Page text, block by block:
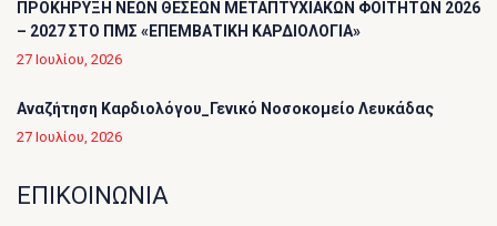
ΠΡΟΚΗΡΥΞΗ ΝΕΩΝ ΘΕΣΕΩΝ ΜΕΤΑΠΤΥΧΙΑΚΩΝ ΦΟΙΤΗΤΩΝ 2026
– 2027 ΣΤΟ ΠΜΣ «ΕΠΕΜΒΑΤΙΚΗ ΚΑΡΔΙΟΛΟΓΙΑ»
27 Ιουλίου, 2026
Αναζήτηση Καρδιολόγου_Γενικό Νοσοκομείο Λευκάδας
27 Ιουλίου, 2026
ΕΠΙΚΟΙΝΩΝΙΑ